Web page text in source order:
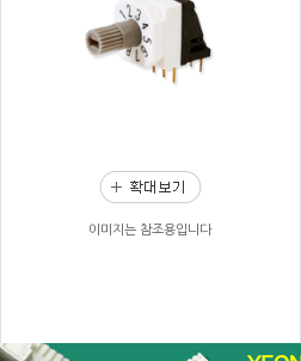
이미지는 참조용입니다